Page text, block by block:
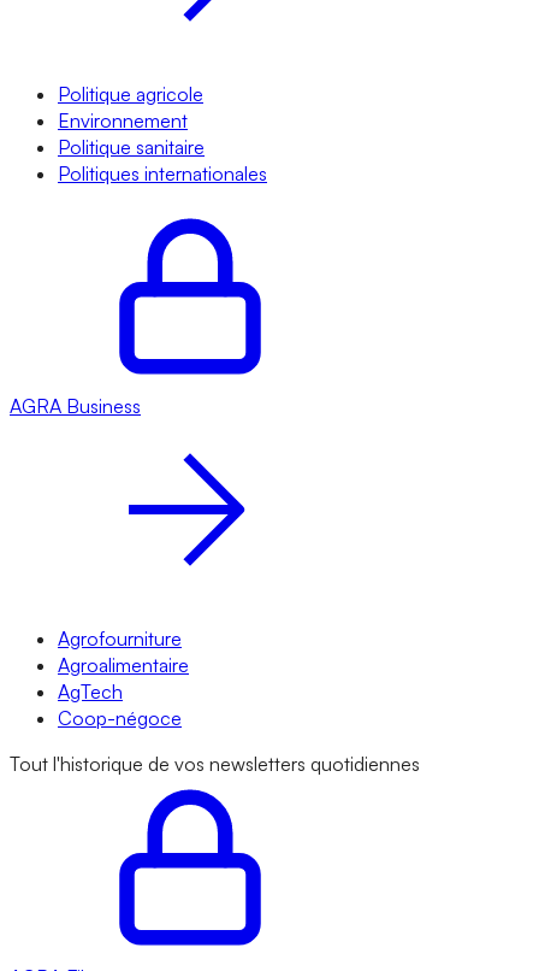
Politique agricole
Environnement
Politique sanitaire
Politiques internationales
AGRA Business
Agrofourniture
Agroalimentaire
AgTech
Coop-négoce
Tout l'historique de vos newsletters quotidiennes